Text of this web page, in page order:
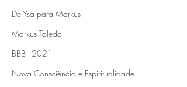
De Ysa para Markus
Markus Toledo
BBB - 2021
Nova Consciência e Espiritualidade